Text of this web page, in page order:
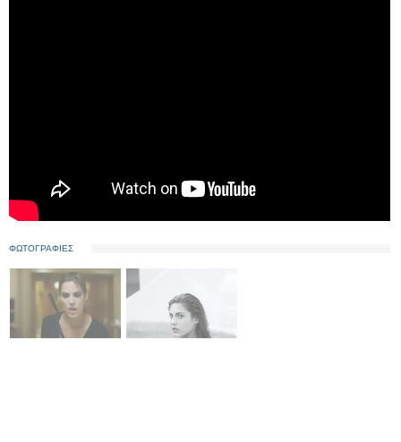
ΦΩΤΟΓΡΑΦΙΕΣ